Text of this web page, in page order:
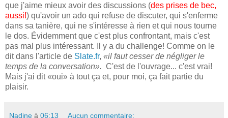
que j'aime mieux avoir des discussions (des prises de bec,
aussi!) qu'avoir un ado qui refuse de discuter, qui s'enferme
dans sa tanière, qui ne s'intéresse à rien et qui nous tourne
le dos. Évidemment que c'est plus confrontant, mais c'est
pas mal plus intéressant. Il y a du challenge! Comme on le
dit dans l'article de Slate.fr, «il faut cesser de négliger le
temps de la conversation». C'est de l'ouvrage... c'est vrai!
Mais j'ai dit «oui» à tout ça et, pour moi, ça fait partie du
plaisir.
Nadine à 06:13 Aucun commentaire: